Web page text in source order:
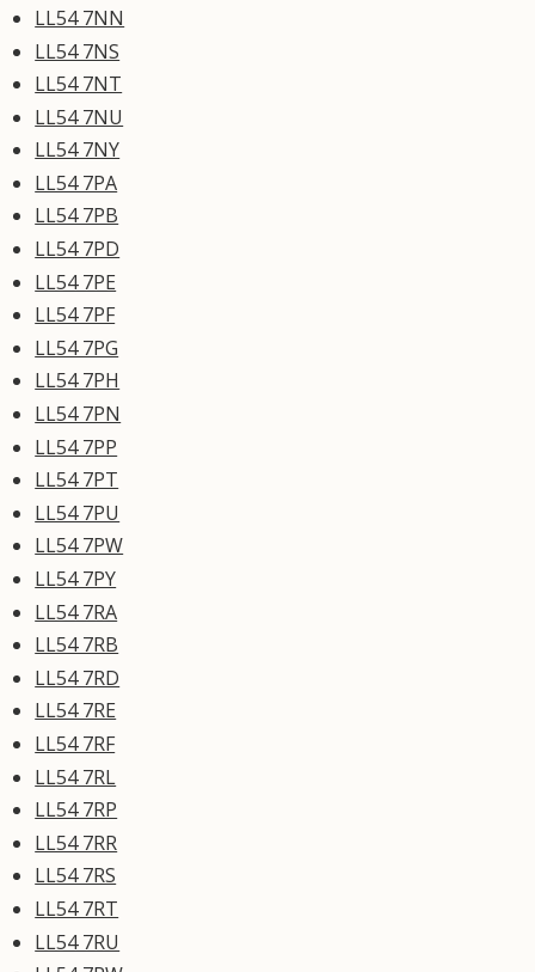
LL54 7NN
LL54 7NS
LL54 7NT
LL54 7NU
LL54 7NY
LL54 7PA
LL54 7PB
LL54 7PD
LL54 7PE
LL54 7PF
LL54 7PG
LL54 7PH
LL54 7PN
LL54 7PP
LL54 7PT
LL54 7PU
LL54 7PW
LL54 7PY
LL54 7RA
LL54 7RB
LL54 7RD
LL54 7RE
LL54 7RF
LL54 7RL
LL54 7RP
LL54 7RR
LL54 7RS
LL54 7RT
LL54 7RU